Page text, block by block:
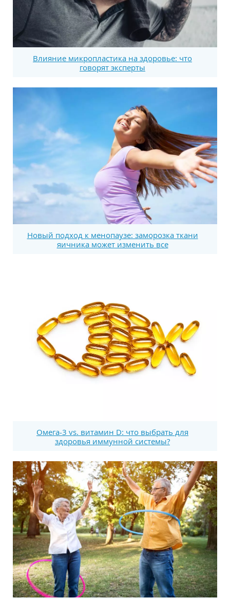
Влияние микропластика на здоровье: что
говорят эксперты
Новый подход к менопаузе: заморозка ткани
яичника может изменить все
Омега-3 vs. витамин D: что выбрать для
здоровья иммунной системы?